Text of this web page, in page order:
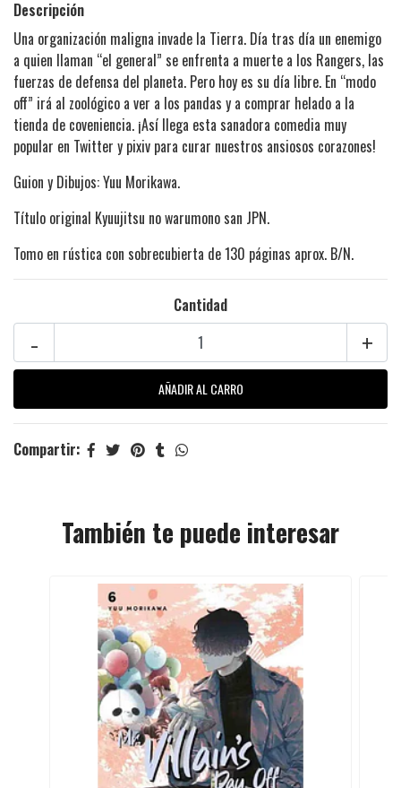
Descripción
Una organización maligna invade la Tierra. Día tras día un enemigo
a quien llaman “el general” se enfrenta a muerte a los Rangers, las
fuerzas de defensa del planeta. Pero hoy es su día libre. En “modo
off” irá al zoológico a ver a los pandas y a comprar helado a la
tienda de coveniencia. ¡Así llega esta sanadora comedia muy
popular en Twitter y pixiv para curar nuestros ansiosos corazones!
Guion y Dibujos: Yuu Morikawa.
Título original Kyuujitsu no warumono san JPN.
Tomo en rústica con sobrecubierta de 130 páginas aprox. B/N.
Cantidad
+
-
Compartir:
También te puede interesar